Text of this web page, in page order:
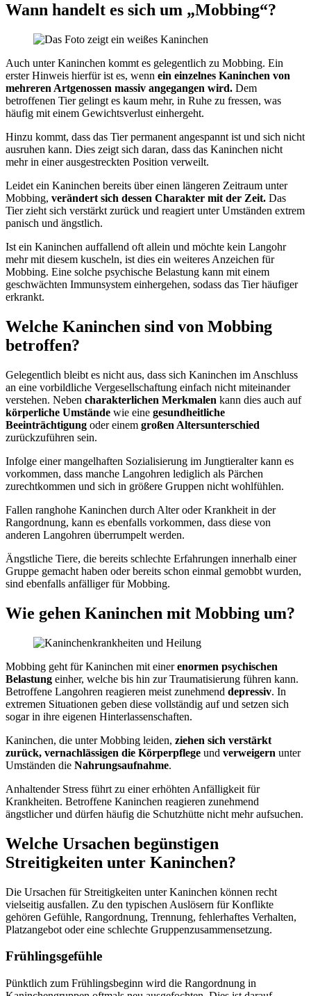
Wann handelt es sich um „Mobbing“?
Auch unter Kaninchen kommt es gelegentlich zu Mobbing. Ein
erster Hinweis hierfür ist es, wenn ein einzelnes Kaninchen von
mehreren Artgenossen massiv angegangen wird. Dem
betroffenen Tier gelingt es kaum mehr, in Ruhe zu fressen, was
häufig mit einem Gewichtsverlust einhergeht.
Hinzu kommt, dass das Tier permanent angespannt ist und sich nicht
ausruhen kann. Dies zeigt sich daran, dass das Kaninchen nicht
mehr in einer ausgestreckten Position verweilt.
Leidet ein Kaninchen bereits über einen längeren Zeitraum unter
Mobbing, verändert sich dessen Charakter mit der Zeit. Das
Tier zieht sich verstärkt zurück und reagiert unter Umständen extrem
panisch und ängstlich.
Ist ein Kaninchen auffallend oft allein und möchte kein Langohr
mehr mit diesem kuscheln, ist dies ein weiteres Anzeichen für
Mobbing. Eine solche psychische Belastung kann mit einem
geschwächten Immunsystem einhergehen, sodass das Tier häufiger
erkrankt.
Welche Kaninchen sind von Mobbing
betroffen?
Gelegentlich bleibt es nicht aus, dass sich Kaninchen im Anschluss
an eine vorbildliche Vergesellschaftung einfach nicht miteinander
verstehen. Neben charakterlichen Merkmalen kann dies auch auf
körperliche Umstände wie eine gesundheitliche
Beeinträchtigung oder einem großen Altersunterschied
zurückzuführen sein.
Infolge einer mangelhaften Sozialisierung im Jungtieralter kann es
vorkommen, dass manche Langohren lediglich als Pärchen
zurechtkommen und sich in größere Gruppen nicht wohlfühlen.
Fallen ranghohe Kaninchen durch Alter oder Krankheit in der
Rangordnung, kann es ebenfalls vorkommen, dass diese von
anderen Langohren überrumpelt werden.
Ängstliche Tiere, die bereits schlechte Erfahrungen innerhalb einer
Gruppe gemacht haben oder bereits schon einmal gemobbt wurden,
sind ebenfalls anfälliger für Mobbing.
Wie gehen Kaninchen mit Mobbing um?
Mobbing geht für Kaninchen mit einerenormen psychischen
Belastung einher, welche bis hin zur Traumatisierung führen kann.
Betroffene Langohren reagieren meist zunehmend depressiv. In
extremen Situationen geben diese vollständig auf und setzen sich
sogar in ihre eigenen Hinterlassenschaften.
Kaninchen, die unter Mobbing leiden, ziehen sich verstärkt
zurück, vernachlässigen die Körperpflege und verweigern unter
Umständen die Nahrungsaufnahme.
Anhaltender Stress führt zu einer erhöhten Anfälligkeit für
Krankheiten. Betroffene Kaninchen reagieren zunehmend
ängstlicher und dürfen häufig die Schutzhütte nicht mehr aufsuchen.
Welche Ursachen begünstigen
Streitigkeiten unter Kaninchen?
Die Ursachen für Streitigkeiten unter Kaninchen können recht
vielseitig ausfallen. Zu den typischen Auslösern für Konflikte
gehören Gefühle, Rangordnung, Trennung, fehlerhaftes Verhalten,
Platzangebot oder eine schlechte Gruppenzusammensetzung.
Frühlingsgefühle
Pünktlich zum Frühlingsbeginn wird die Rangordnung in